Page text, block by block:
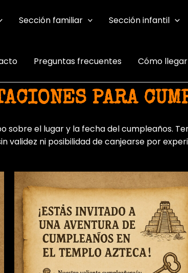
Sección familiar Sección infantil
Preguntas frecuentes Cómo llegar
PARA
sobre el lugar y la fecha del cumpleaños.
validez ni posibilidad de canjearse por